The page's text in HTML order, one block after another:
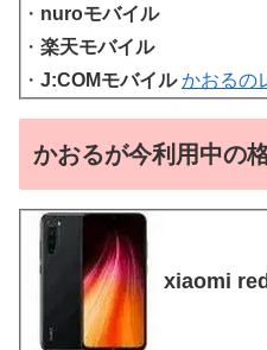
・ nuroモバイル
・ 楽天モバイル
・ J:COMモバイル かおるの
かおるが今利用中の
xiaomi